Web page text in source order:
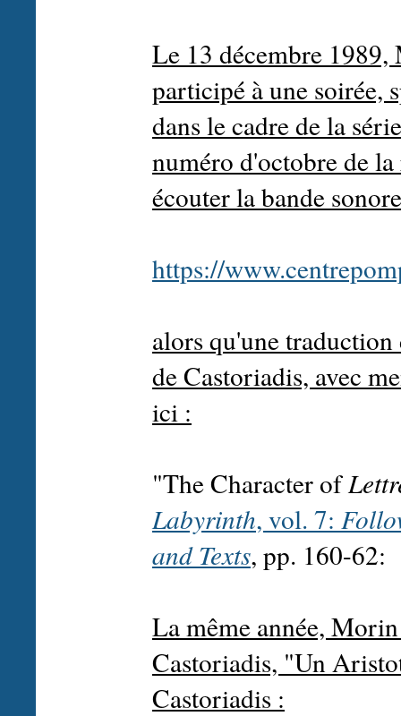
Le 13 décembre
participé à une soirée,
dans le cadre de la
numéro d'octobre de
écouter la bande
https://
alors qu'une
de Castoriadis, avec
ici :
"The Character of
Labyrinth, vol. 7:
and Texts, pp. 160-62:
La même année,
Castoriadis, "Un
Castoriadis :